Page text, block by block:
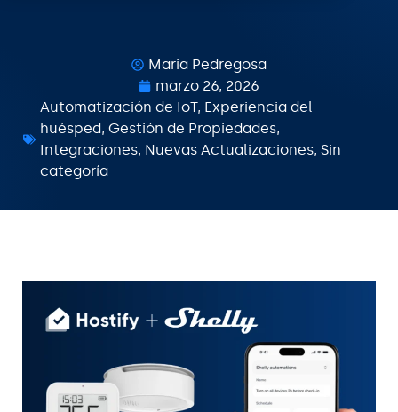
Maria Pedregosa
marzo 26, 2026
Automatización de IoT, Experiencia del
huésped, Gestión de Propiedades,
Integraciones, Nuevas Actualizaciones, Sin
categoría